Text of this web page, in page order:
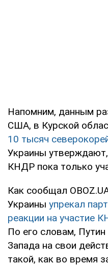
Напомним, данным
США, в Курской
10 тысяч
Украины
КНДР пока только
Как сообщал
Украины упрекал
реакции на участие
По его словам,
Запада на свои
такой, как во время